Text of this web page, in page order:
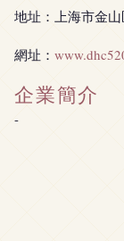
地址：上海市金
網址：
企業簡介
-